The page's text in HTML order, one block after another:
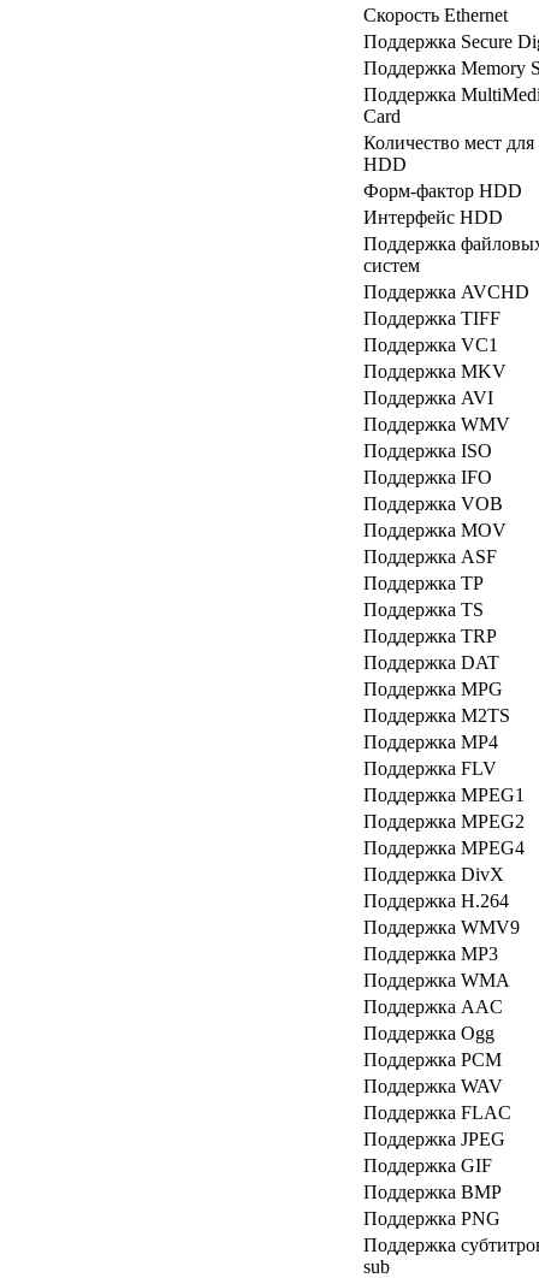
Скорость Ethernet
Поддержка Secure
Поддержка Memory
Поддержка
Card
Количество мест для
HDD
Форм-фактор HDD
Интерфейс HDD
Поддержка
систем
Поддержка AVCHD
Поддержка TIFF
Поддержка VC1
Поддержка MKV
Поддержка AVI
Поддержка WMV
Поддержка ISO
Поддержка IFO
Поддержка VOB
Поддержка MOV
Поддержка ASF
Поддержка TP
Поддержка TS
Поддержка TRP
Поддержка DAT
Поддержка MPG
Поддержка M2TS
Поддержка MP4
Поддержка FLV
Поддержка MPEG1
Поддержка MPEG2
Поддержка MPEG4
Поддержка DivX
Поддержка H.264
Поддержка WMV9
Поддержка MP3
Поддержка WMA
Поддержка AAC
Поддержка Ogg
Поддержка PCM
Поддержка WAV
Поддержка FLAC
Поддержка JPEG
Поддержка GIF
Поддержка BMP
Поддержка PNG
Поддержка
sub